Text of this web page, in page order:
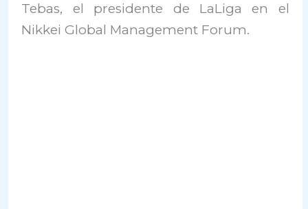
Tebas, el presidente de LaLiga en el
Nikkei Global Management Forum.